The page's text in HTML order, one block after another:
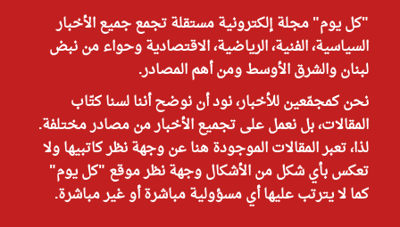
"كل يوم" مجلة إلكترونية مستقلة تجمع جميع الأخبار
السياسية، الفنية، الرياضية، الاقتصادية وحواء من نبض
لبنان والشرق الأوسط ومن أهم المصادر.
نحن كمجمّعين للأخبار، نود أن نوضح أننا لسنا كتّاب
المقالات، بل نعمل على تجميع الأخبار من مصادر مختلفة.
لذا، تعبر المقالات الموجودة هنا عن وجهة نظر كاتبيها ولا
تعكس بأي شكل من الأشكال وجهة نظر موقع "كل يوم"
كما لا يترتب عليها أي مسؤولية مباشرة أو غير مباشرة.